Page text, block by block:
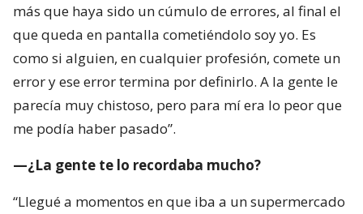
más que haya sido un cúmulo de errores, al final el
que queda en pantalla cometiéndolo soy yo. Es
como si alguien, en cualquier profesión, comete un
error y ese error termina por definirlo. A la gente le
parecía muy chistoso, pero para mí era lo peor que
me podía haber pasado”.
—¿La gente te lo recordaba mucho?
“Llegué a momentos en que iba a un supermercado